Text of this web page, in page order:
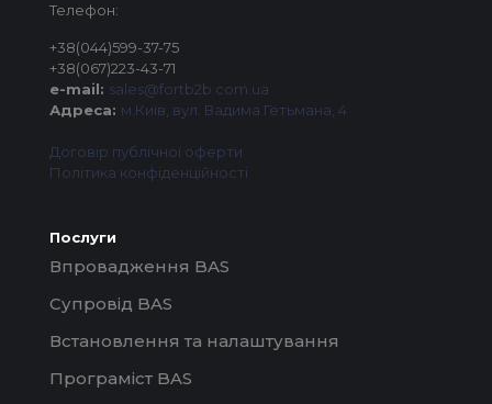
Телефон:
+38(044)599-37-75
+38(067)223-43-71
e-mail: sales@fortb2b.com.ua
Адреса: м.Київ, вул. Вадима Гетьмана, 4
Договір публічної оферти
Політика конфіденційності
Послуги
Впровадження BAS
Супровід BAS
Встановлення та налаштування
Програміст BAS